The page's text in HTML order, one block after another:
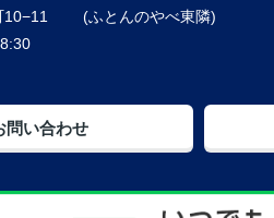
市稲荷町10−11 (
問い合わせ